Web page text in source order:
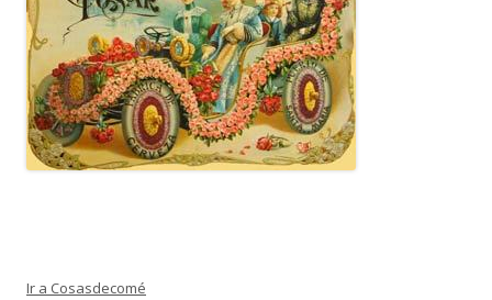
Ir a Cosasdecomé